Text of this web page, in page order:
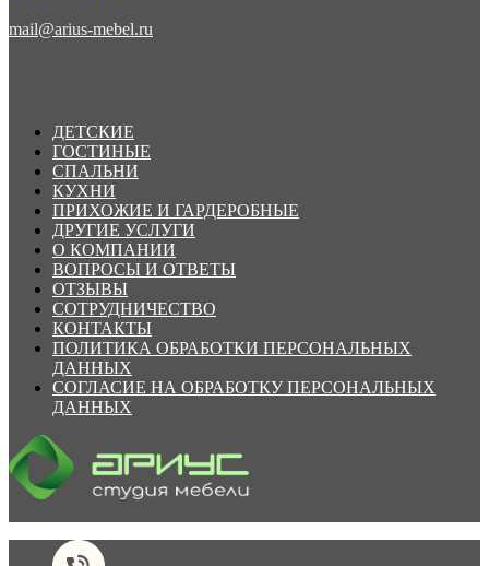
mail@arius-mebel.ru
ДЕТСКИЕ
ГОСТИНЫЕ
СПАЛЬНИ
КУХНИ
ПРИХОЖИЕ И ГАРДЕРОБНЫЕ
ДРУГИЕ УСЛУГИ
О КОМПАНИИ
ВОПРОСЫ И ОТВЕТЫ
ОТЗЫВЫ
СОТРУДНИЧЕСТВО
КОНТАКТЫ
ПОЛИТИКА ОБРАБОТКИ ПЕРСОНАЛЬНЫХ
ДАННЫХ
СОГЛАСИЕ НА ОБРАБОТКУ ПЕРСОНАЛЬНЫХ
ДАННЫХ